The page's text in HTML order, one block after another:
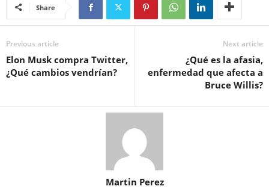
Share
Previous article
Elon Musk compra Twitter,
¿Qué cambios vendrían?
Next article
¿Qué es la afasia,
enfermedad que afecta a
Bruce Willis?
Martin Perez